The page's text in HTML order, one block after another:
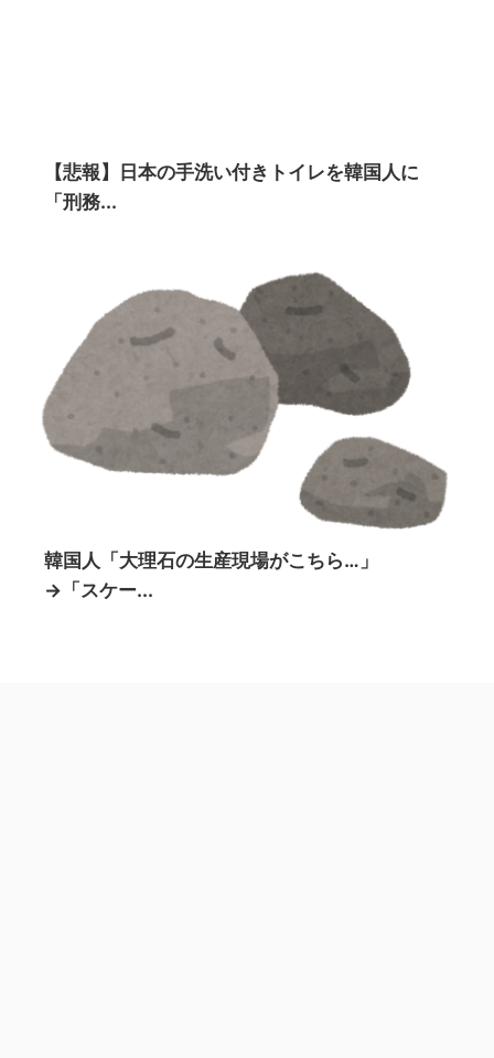
【悲報】日本の手洗い付きトイレを韓国人に
「刑務...
韓国人「大理石の生産現場がこちら…」
→「スケー...